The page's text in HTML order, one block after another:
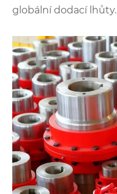
globální dodací lhůty.